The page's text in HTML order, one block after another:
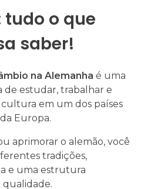
o que
saber!
na Alemanha é uma
estudar, trabalhar e
em um dos países
Europa.
aprimorar o alemão, você
tradições,
e uma estrutura